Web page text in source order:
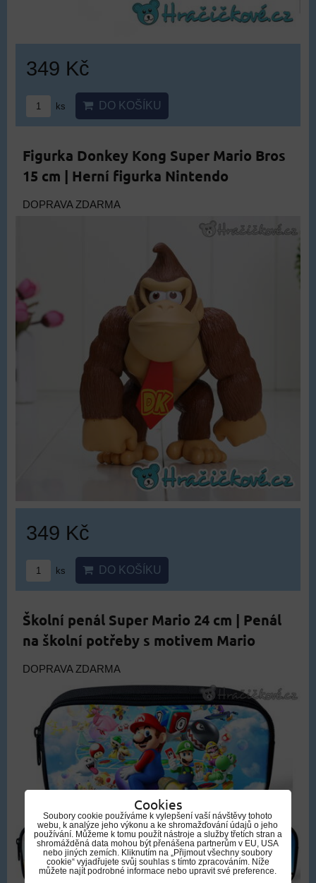
349 Kč
ks DO KOŠÍKU
Figurka Donkey Kong Super Mario Bros
15 cm | Herní figurka Nintendo
DOPRAVA ZDARMA
349 Kč
ks DO KOŠÍKU
Školní penál Super Mario 24 cm | Penál
na školní potřeby s motivem Mario
DOPRAVA ZDARMA
Cookies
Soubory cookie používáme k vylepšení vaší návštěvy tohoto
webu, k analýze jeho výkonu a ke shromažďování údajů o jeho
používání. Můžeme k tomu použít nástroje a služby třetích stran a
shromážděná data mohou být přenášena partnerům v EU, USA
nebo jiných zemích. Kliknutím na „Přijmout všechny soubory
cookie“ vyjadřujete svůj souhlas s tímto zpracováním. Níže
můžete najít podrobné informace nebo upravit své preference.